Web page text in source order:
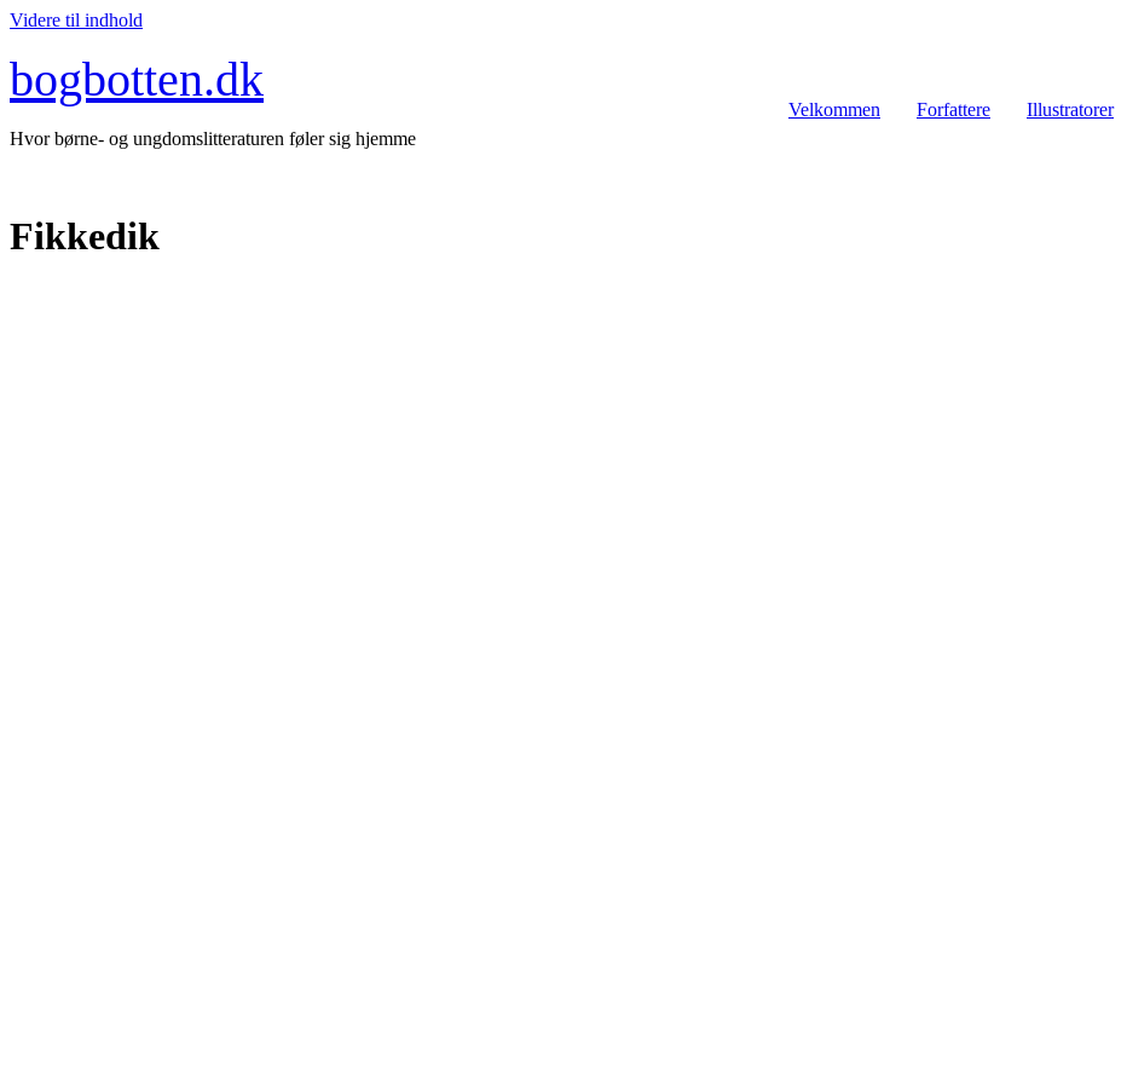
Videre til indhold
bogbotten.dk
Hvor børne- og ungdomslitteraturen føler sig hjemme
Velkommen Forfattere Illustratorer
Fikkedik